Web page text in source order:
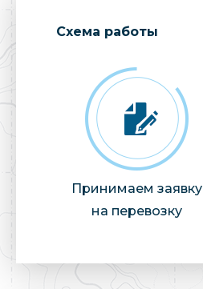
Cхема работы
Принимаем заявку
на перевозку